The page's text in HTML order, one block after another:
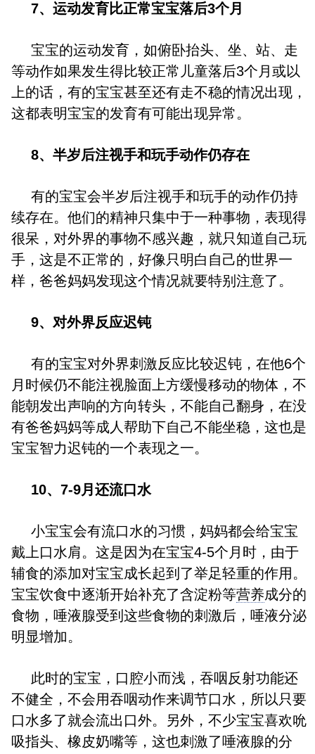
7、运动发育比正常宝宝落后3个月
宝宝的运动发育，如俯卧抬头、坐、站、走
等动作如果发生得比较正常儿童落后3个月或以
上的话，有的宝宝甚至还有走不稳的情况出现，
这都表明宝宝的发育有可能出现异常。
8、半岁后注视手和玩手动作仍存在
有的宝宝会半岁后注视手和玩手的动作仍持
续存在。他们的精神只集中于一种事物，表现得
很呆，对外界的事物不感兴趣，就只知道自己玩
手，这是不正常的，好像只明白自己的世界一
样，爸爸妈妈发现这个情况就要特别注意了。
9、对外界反应迟钝
有的宝宝对外界刺激反应比较迟钝，在他6个
月时候仍不能注视脸面上方缓慢移动的物体，不
能朝发出声响的方向转头，不能自己翻身，在没
有爸爸妈妈等成人帮助下自己不能坐稳，这也是
宝宝智力迟钝的一个表现之一。
10、7-9月还流口水
小宝宝会有流口水的习惯，妈妈都会给宝宝
戴上口水肩。这是因为在宝宝4-5个月时，由于
辅食的添加对宝宝成长起到了举足轻重的作用。
宝宝饮食中逐渐开始补充了含淀粉等营养成分的
食物，唾液腺受到这些食物的刺激后，唾液分泌
明显增加。
此时的宝宝，口腔小而浅，吞咽反射功能还
不健全，不会用吞咽动作来调节口水，所以只要
口水多了就会流出口外。另外，不少宝宝喜欢吮
吸指头、橡皮奶嘴等，这也刺激了唾液腺的分